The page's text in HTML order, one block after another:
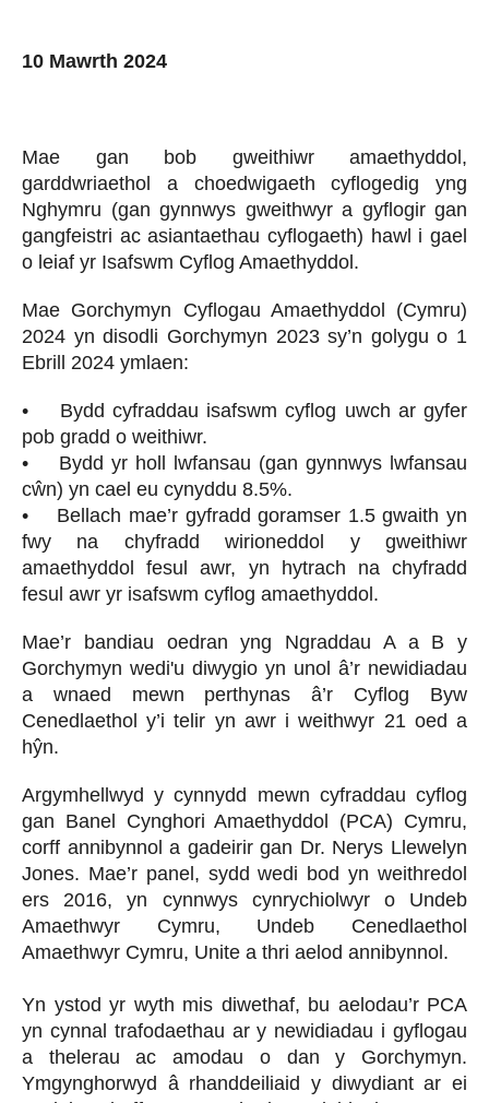
10 Mawrth 2024
Mae gan bob gweithiwr amaethyddol,
garddwriaethol a choedwigaeth cyflogedig yng
Nghymru (gan gynnwys gweithwyr a gyflogir gan
gangfeistri ac asiantaethau cyflogaeth) hawl i gael
o leiaf yr Isafswm Cyflog Amaethyddol.
Mae Gorchymyn Cyflogau Amaethyddol (Cymru)
2024 yn disodli Gorchymyn 2023 sy’n golygu o 1
Ebrill 2024 ymlaen:
• Bydd cyfraddau isafswm cyflog uwch ar gyfer
pob gradd o weithiwr.
• Bydd yr holl lwfansau (gan gynnwys lwfansau
cŵn) yn cael eu cynyddu 8.5%.
• Bellach mae’r gyfradd goramser 1.5 gwaith yn
fwy na chyfradd wirioneddol y gweithiwr
amaethyddol fesul awr, yn hytrach na chyfradd
fesul awr yr isafswm cyflog amaethyddol.
Mae’r bandiau oedran yng Ngraddau A a B y
Gorchymyn wedi'u diwygio yn unol â’r newidiadau
a wnaed mewn perthynas â’r Cyflog Byw
Cenedlaethol y’i telir yn awr i weithwyr 21 oed a
hŷn.
Argymhellwyd y cynnydd mewn cyfraddau cyflog
gan Banel Cynghori Amaethyddol (PCA) Cymru,
corff annibynnol a gadeirir gan Dr. Nerys Llewelyn
Jones. Mae’r panel, sydd wedi bod yn weithredol
ers 2016, yn cynnwys cynrychiolwyr o Undeb
Amaethwyr Cymru, Undeb Cenedlaethol
Amaethwyr Cymru, Unite a thri aelod annibynnol.
Yn ystod yr wyth mis diwethaf, bu aelodau’r PCA
yn cynnal trafodaethau ar y newidiadau i gyflogau
a thelerau ac amodau o dan y Gorchymyn.
Ymgynghorwyd â rhanddeiliaid y diwydiant ar ei